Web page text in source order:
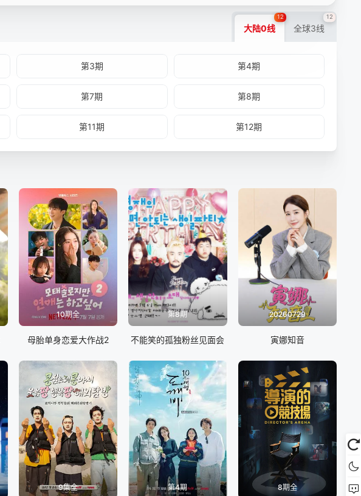
大陆0线
12
全球3线
12
第3期 第4期
第7期 第8期
第11期 第12期
10期全
母胎单身恋爱大作战2
第8期
不能笑的孤独粉丝见面会
20260729
寅娜知音
9集全 第4期 8期全